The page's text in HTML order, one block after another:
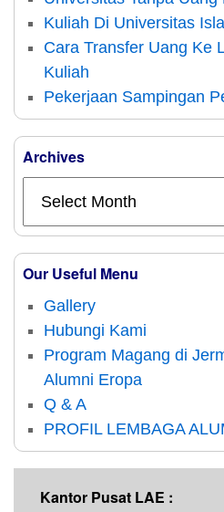
Kuliah Di Universitas
Cara Transfer Uang Ke
Kuliah
Pekerjaan Sampingan
Archives
Our Useful Menu
Gallery
Hubungi Kami
Program Magang di
Alumni Eropa
Q & A
PROFIL LEMBAGA
Kantor Pusat LAE :